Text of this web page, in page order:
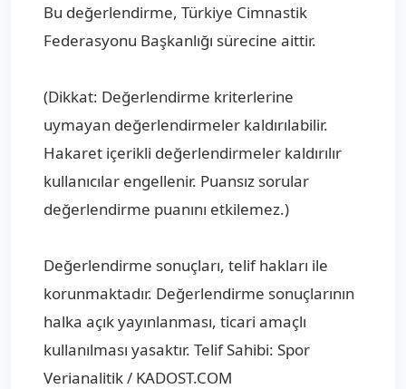
Bu değerlendirme, Türkiye Cimnastik
Federasyonu Başkanlığı sürecine aittir.
(Dikkat: Değerlendirme kriterlerine
uymayan değerlendirmeler kaldırılabilir.
Hakaret içerikli değerlendirmeler kaldırılır
kullanıcılar engellenir. Puansız sorular
değerlendirme puanını etkilemez.)
Değerlendirme sonuçları, telif hakları ile
korunmaktadır. Değerlendirme sonuçlarının
halka açık yayınlanması, ticari amaçlı
kullanılması yasaktır. Telif Sahibi: Spor
Verianalitik / KADOST.COM